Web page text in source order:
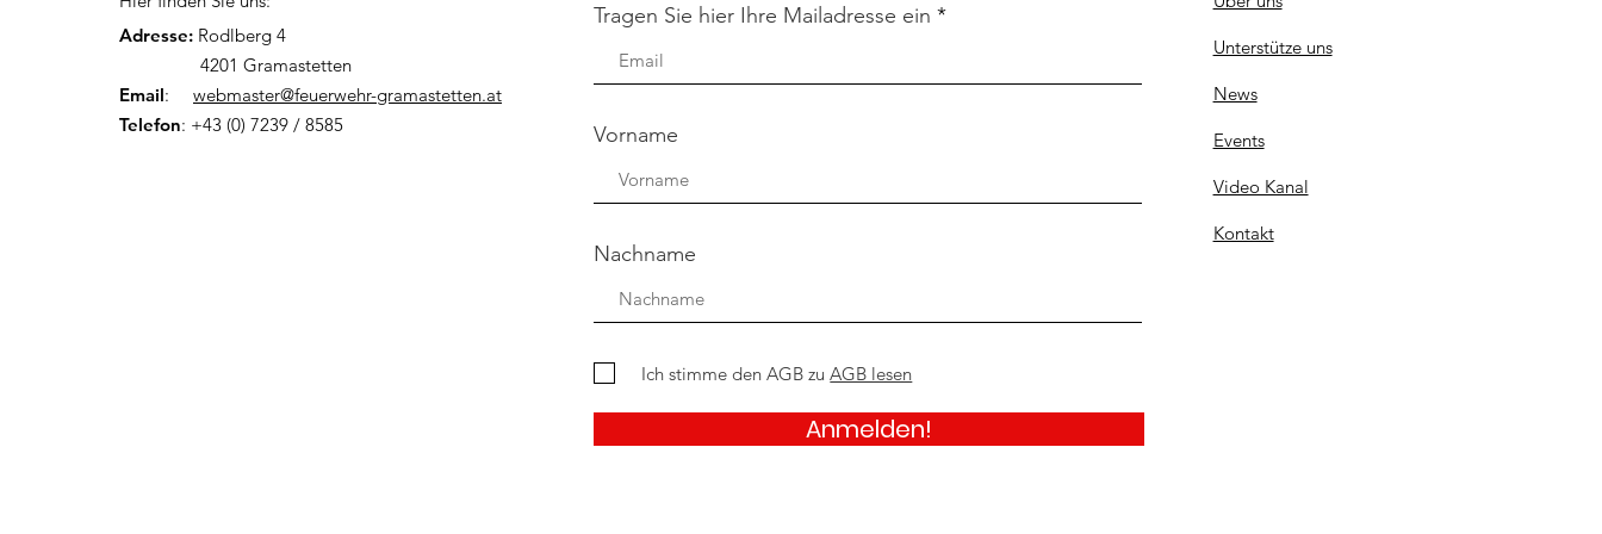
Adresse: Rodlberg 4
4201 Gramastetten
Email: webmaster@feuerwehr-gramastetten.at
Telefon: +43 (0) 7239 / 8585
Tragen Sie hier Ihre Mailadresse ein
Vorname
Nachname
Ich stimme den AGB zu AGB lesen
Anmelden!
Unterstütze uns
News
Events
Video Kanal
Kontakt